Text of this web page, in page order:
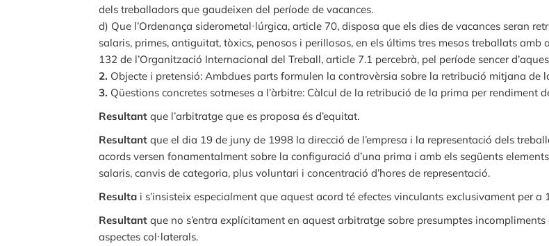
dels treballadors que gaudeixen del període de vacances.
d) Que l’Ordenança siderometal·lúrgica, article 70, disposa que els dies de vacances seran
salaris, primes, antiguitat, tòxics, penosos i perillosos, en els últims tres mesos treballats
132 de l’Organització Internacional del Treball, article 7.1 percebrà, pel període sencer
2. Objecte i pretensió: Ambdues parts formulen la controvèrsia sobre la retribució mitjana de
3. Qüestions concretes sotmeses a l’àrbitre: Càlcul de la retribució de la prima per rendiment
Resultant que l’arbitratge que es proposa és d’equitat.
Resultant que el dia 19 de juny de 1998 la direcció de l’empresa i la representació dels
acords versen fonamentalment sobre la configuració d’una prima i amb els següents
salaris, canvis de categoria, plus voluntari i concentració d’hores de representació.
Resulta i s’insisteix especialment que aquest acord té efectes vinculants exclusivament per a
Resultant que no s’entra explícitament en aquest arbitratge sobre presumptes
aspectes col·laterals.